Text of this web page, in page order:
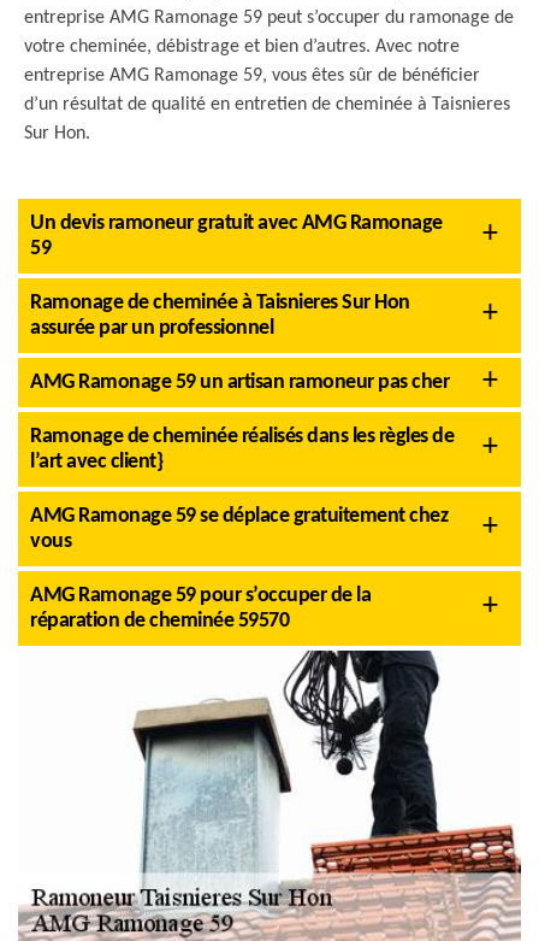
entreprise AMG Ramonage 59 peut s’occuper du ramonage de
votre cheminée, débistrage et bien d’autres. Avec notre
entreprise AMG Ramonage 59, vous êtes sûr de bénéficier
d’un résultat de qualité en entretien de cheminée à Taisnieres
Sur Hon.
Un devis ramoneur gratuit avec AMG Ramonage
59
Ramonage de cheminée à Taisnieres Sur Hon
assurée par un professionnel
AMG Ramonage 59 un artisan ramoneur pas cher
Ramonage de cheminée réalisés dans les règles de
l’art avec client}
AMG Ramonage 59 se déplace gratuitement chez
vous
AMG Ramonage 59 pour s’occuper de la
réparation de cheminée 59570